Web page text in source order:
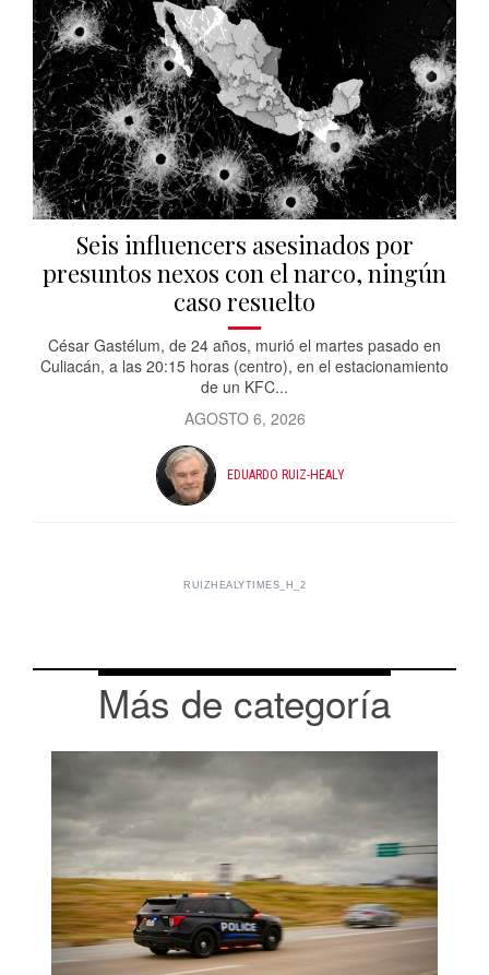
Seis influencers asesinados por
presuntos nexos con el narco, ningún
caso resuelto
César Gastélum, de 24 años, murió el martes pasado en
Culiacán, a las 20:15 horas (centro), en el estacionamiento
de un KFC...
AGOSTO 6, 2026
EDUARDO RUIZ-HEALY
RUIZHEALYTIMES_H_2
Más de categoría